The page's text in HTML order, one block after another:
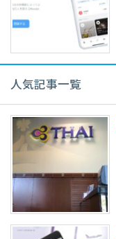
人気記事一覧